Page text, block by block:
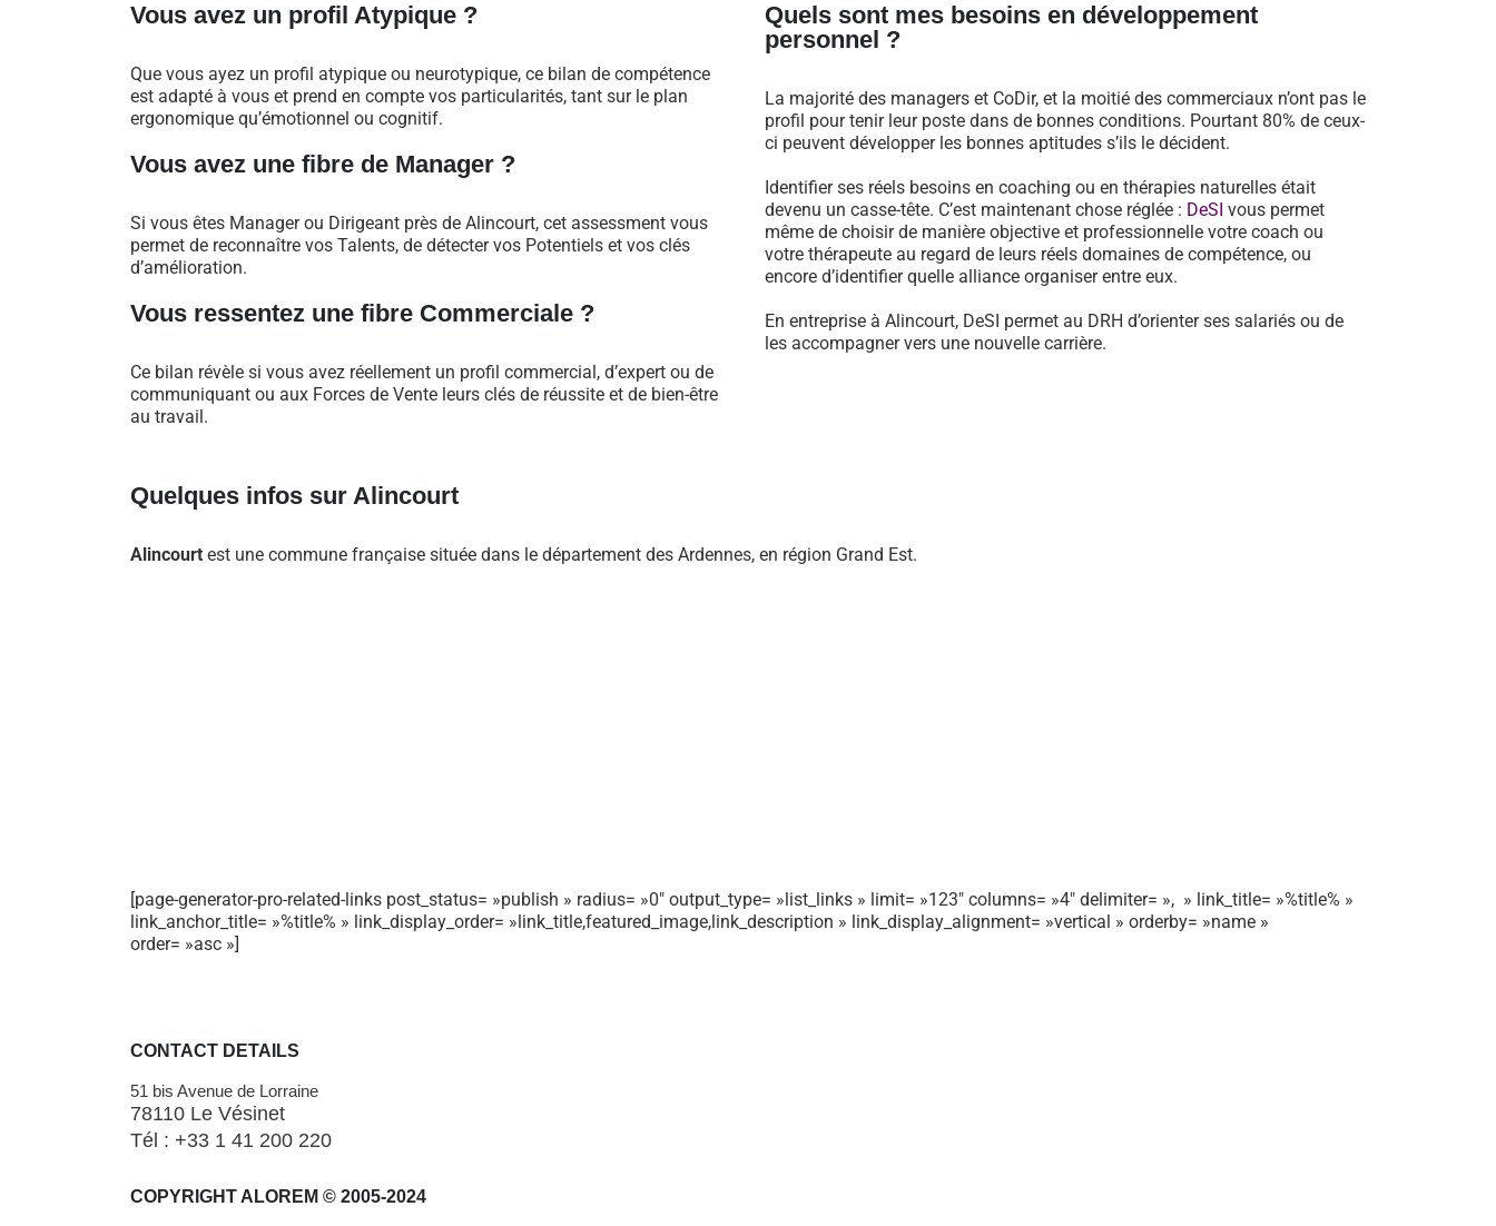
Vous avez un profil Atypique ?
Que vous ayez un profil atypique ou neurotypique, ce bilan de compétence
est adapté à vous et prend en compte vos particularités, tant sur le plan
ergonomique qu’émotionnel ou cognitif.
Vous avez une fibre de Manager ?
Si vous êtes Manager ou Dirigeant près de Alincourt, cet assessment vous
permet de reconnaître vos Talents, de détecter vos Potentiels et vos clés
d’amélioration.
Vous ressentez une fibre Commerciale ?
Ce bilan révèle si vous avez réellement un profil commercial, d’expert ou de
communiquant ou aux Forces de Vente leurs clés de réussite et de bien-être
au travail.
Quels sont mes besoins en développement
personnel ?
La majorité des managers et CoDir, et la moitié des commerciaux n’ont pas le
profil pour tenir leur poste dans de bonnes conditions. Pourtant 80% de ceux-
ci peuvent développer les bonnes aptitudes s’ils le décident.
Identifier ses réels besoins en coaching ou en thérapies naturelles était
devenu un casse-tête. C’est maintenant chose réglée : DeSI vous permet
même de choisir de manière objective et professionnelle votre coach ou
votre thérapeute au regard de leurs réels domaines de compétence, ou
encore d’identifier quelle alliance organiser entre eux.
En entreprise à Alincourt, DeSI permet au DRH d’orienter ses salariés ou de
les accompagner vers une nouvelle carrière.
Quelques infos sur Alincourt
Alincourt est une commune française située dans le département des Ardennes, en région Grand Est.
[page-generator-pro-related-links post_status= »publish » radius= »0″ output_type= »list_links » limit= »123″ columns= »4″ delimiter= », » link_title= »%title% »
link_anchor_title= »%title% » link_display_order= »link_title,featured_image,link_description » link_display_alignment= »vertical » orderby= »name »
order= »asc »]
CONTACT DETAILS
51 bis Avenue de Lorraine
78110 Le Vésinet
Tél : +33 1 41 200 220
COPYRIGHT ALOREM © 2005-2024